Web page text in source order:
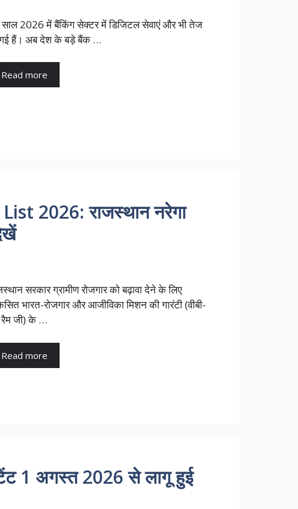
2026 में बैंकिंग सेक्टर में डिजिटल सेवाएं और भी तेज
गई हैं। अब देश के बड़े बैंक …
Read more
2026: राजस्थान नरेगा
सरकार ग्रामीण रोजगार को बढ़ावा देने के लिए
भारत-रोजगार और आजीविका मिशन की गारंटी (वीबी-
रैम जी) के …
Read more
1 अगस्त 2026 से लागू हुई